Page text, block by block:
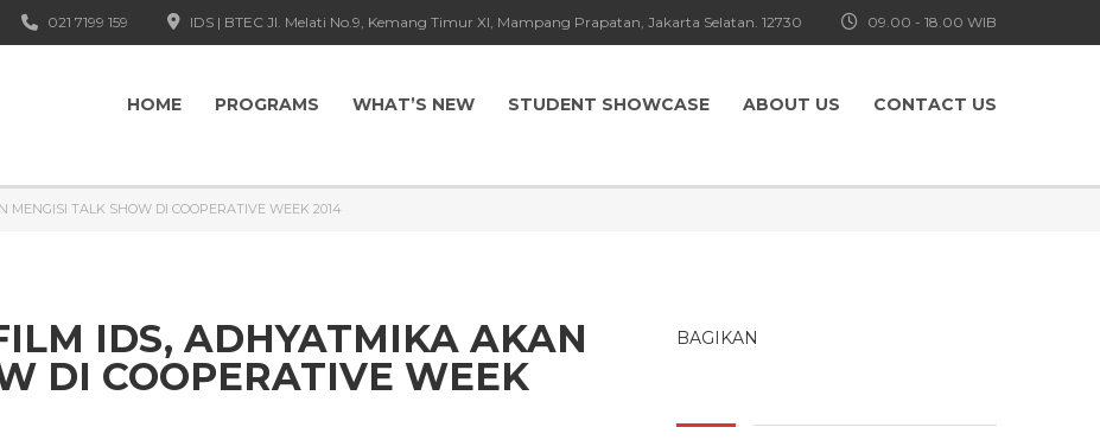
09.00 - 18.00 WIB
IDS | BTEC Jl. Melati No.9, Kemang Timur XI, Mampang Prapatan, Jakarta Selatan. 12730
021 7199 159
HOME PROGRAMS WHAT’S NEW STUDENT SHOWCASE ABOUT US CONTACT US
TALK SHOW DI COOPERATIVE WEEK 2014
IDS, ADHYATMIKA AKAN
DI COOPERATIVE WEEK
BAGIKAN